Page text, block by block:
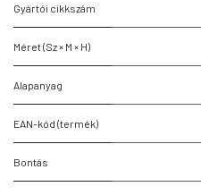
Gyártói cikkszám
Méret (Sz × M × H)
Alapanyag
EAN-kód (termék)
Bontás